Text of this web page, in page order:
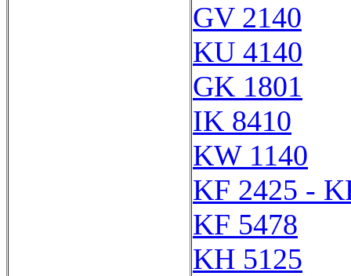
GV 2140
KU 4140
GK 1801
IK 8410
KW 1140
KF 2425 -
KF 5478
KH 5125